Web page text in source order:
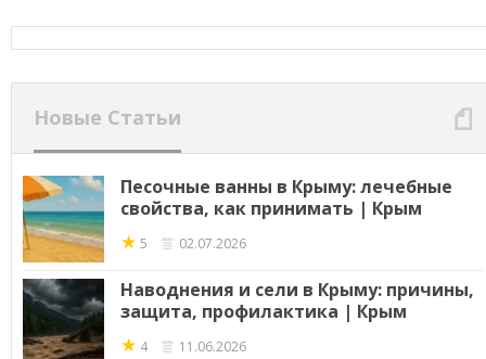
Новые Статьи
Песочные ванны в Крыму: лечебные
свойства, как принимать | Крым
★ 5 02.07.2026
Наводнения и сели в Крыму: причины,
защита, профилактика | Крым
★ 4 11.06.2026